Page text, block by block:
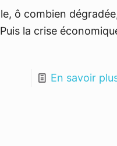
ô combien
la crise
En savoir